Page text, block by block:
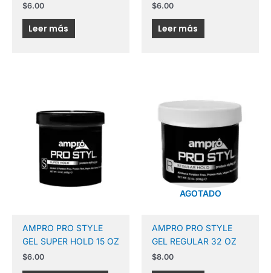
$6.00
Leer más
$6.00
Leer más
AMPRO PRO STYLE
GEL SUPER HOLD 15 OZ
$6.00
AGOTADO
AMPRO PRO STYLE
GEL REGULAR 32 OZ
$8.00